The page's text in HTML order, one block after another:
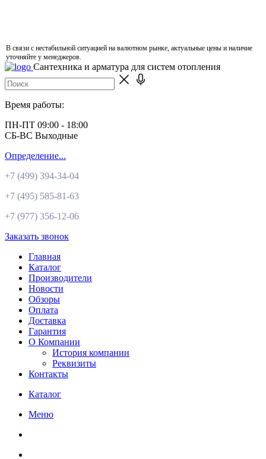
В связи с нестабильной ситуацией на валютном рынке, актуальные цены и наличие
уточняйте у менеджеров.
Сантехника и арматура для систем отопления
Время работы:
ПН-ПТ 09:00 - 18:00
СБ-ВС Выходные
Определение...
+7 (499) 394-34-04
+7 (495) 585-81-63
+7 (977) 356-12-06
Заказать звонок
Главная
Каталог
Производители
Новости
Обзоры
Оплата
Доставка
Гарантия
О Компании
История компании
Реквизиты
Контакты
Каталог
Меню